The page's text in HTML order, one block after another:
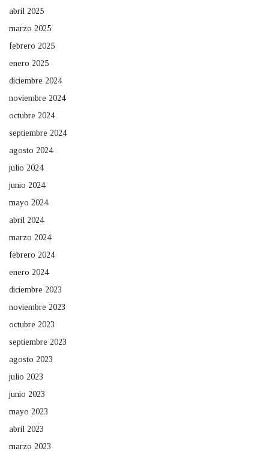
abril 2025
marzo 2025
febrero 2025
enero 2025
diciembre 2024
noviembre 2024
octubre 2024
septiembre 2024
agosto 2024
julio 2024
junio 2024
mayo 2024
abril 2024
marzo 2024
febrero 2024
enero 2024
diciembre 2023
noviembre 2023
octubre 2023
septiembre 2023
agosto 2023
julio 2023
junio 2023
mayo 2023
abril 2023
marzo 2023